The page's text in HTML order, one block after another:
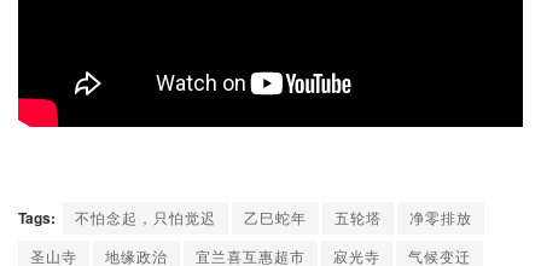
Tags: 不怕念起，只怕觉迟 乙巳蛇年 五轮塔
净零排放
圣山寺
地缘政治 宜兰喜互惠超市 寂光寺
气候变迁